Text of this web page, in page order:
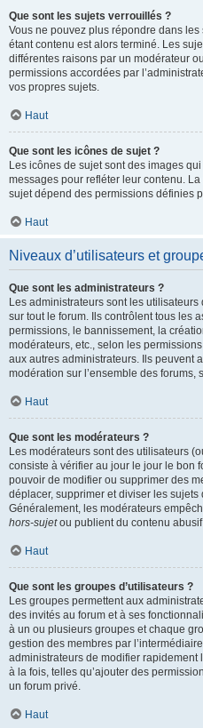
Que sont les sujets verrouillés ?
Vous ne pouvez plus répondre dans
étant contenu est alors terminé. Les
différentes raisons par un modérateur
permissions accordées par
vos propres sujets.
Haut
Que sont les icônes de sujet ?
Les icônes de sujet sont des images
messages pour refléter leur contenu.
sujet dépend des permissions définies
Haut
Niveaux d’utilisateurs et
Que sont les administrateurs ?
Les administrateurs sont les
sur tout le forum. Ils contrôlent tous les
permissions, le bannissement, la
modérateurs, etc., selon les
aux autres administrateurs. Ils peuvent
modération sur l’ensemble des
Haut
Que sont les modérateurs ?
Les modérateurs sont des utilisateurs
consiste à vérifier au jour le jour le bon
pouvoir de modifier ou supprimer des
déplacer, supprimer et diviser les sujets
Généralement, les modérateurs
hors-sujetou publient du contenu
Haut
Que sont les groupes d’utilisateurs ?
Les groupes permettent aux
des invités au forum et à ses
à un ou plusieurs groupes et chaque
gestion des membres par
administrateurs de modifier
à la fois, telles qu’ajouter des
un forum privé.
Haut